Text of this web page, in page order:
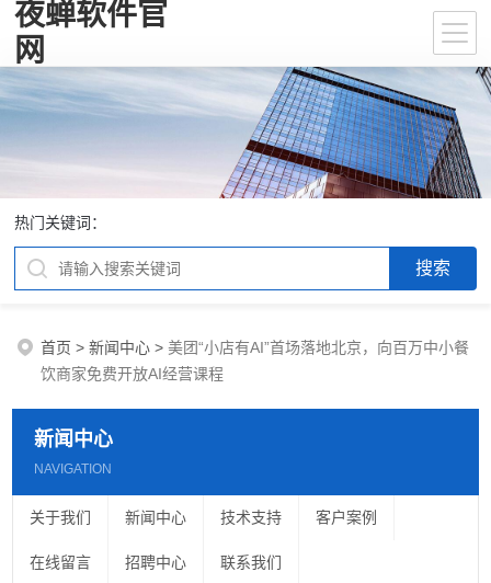
夜蝉软件官
网
热门关键词：
首页 >新闻中心 >美团“小店有AI”首场落地北京，向百万中小餐
饮商家免费开放AI经营课程
新闻中心
NAVIGATION
关于我们 新闻中心 技术支持 客户案例
在线留言 招聘中心 联系我们